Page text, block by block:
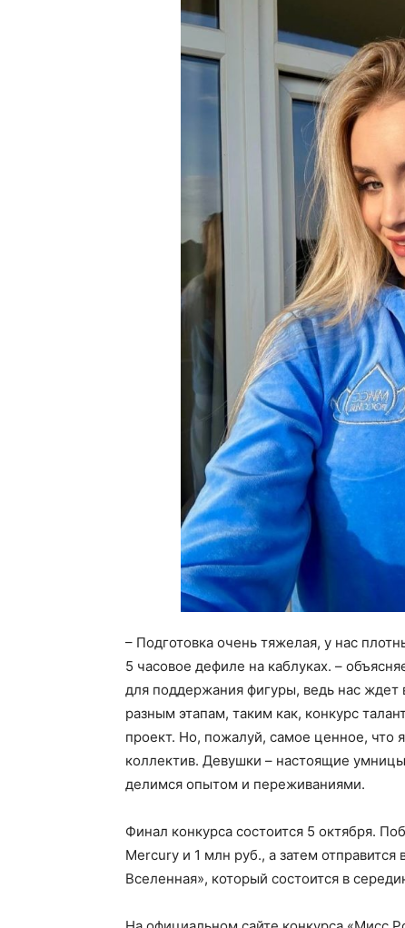
– Подготовка очень тяжелая, у нас
5 часовое дефиле на каблуках. –
для поддержания фигуры, ведь нас ждет
разным этапам, таким как, конкурс
проект. Но, пожалуй, самое ценное, что
коллектив. Девушки – настоящие
делимся опытом и переживаниями.
Финал конкурса состоится 5 октября.
Mercury и 1 млн руб., а затем
Вселенная», который состоится в